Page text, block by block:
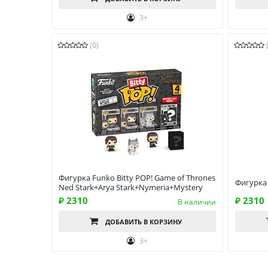
3+
(0)
Фигурка Funko Bitty POP! Game of Thrones
Ned Stark+Arya Stark+Nymeria+Mystery
₽ 2310 В наличии
ДОБАВИТЬ В КОРЗИНУ
3+
Фигурка
₽ 2310